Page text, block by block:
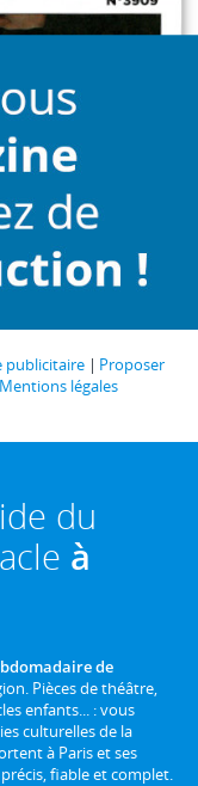
publicitaire
Proposer
Mentions légales
du
à
de
Pièces de théâtre,
enfants... : vous
culturelles de la
à Paris et ses
fiable et complet.